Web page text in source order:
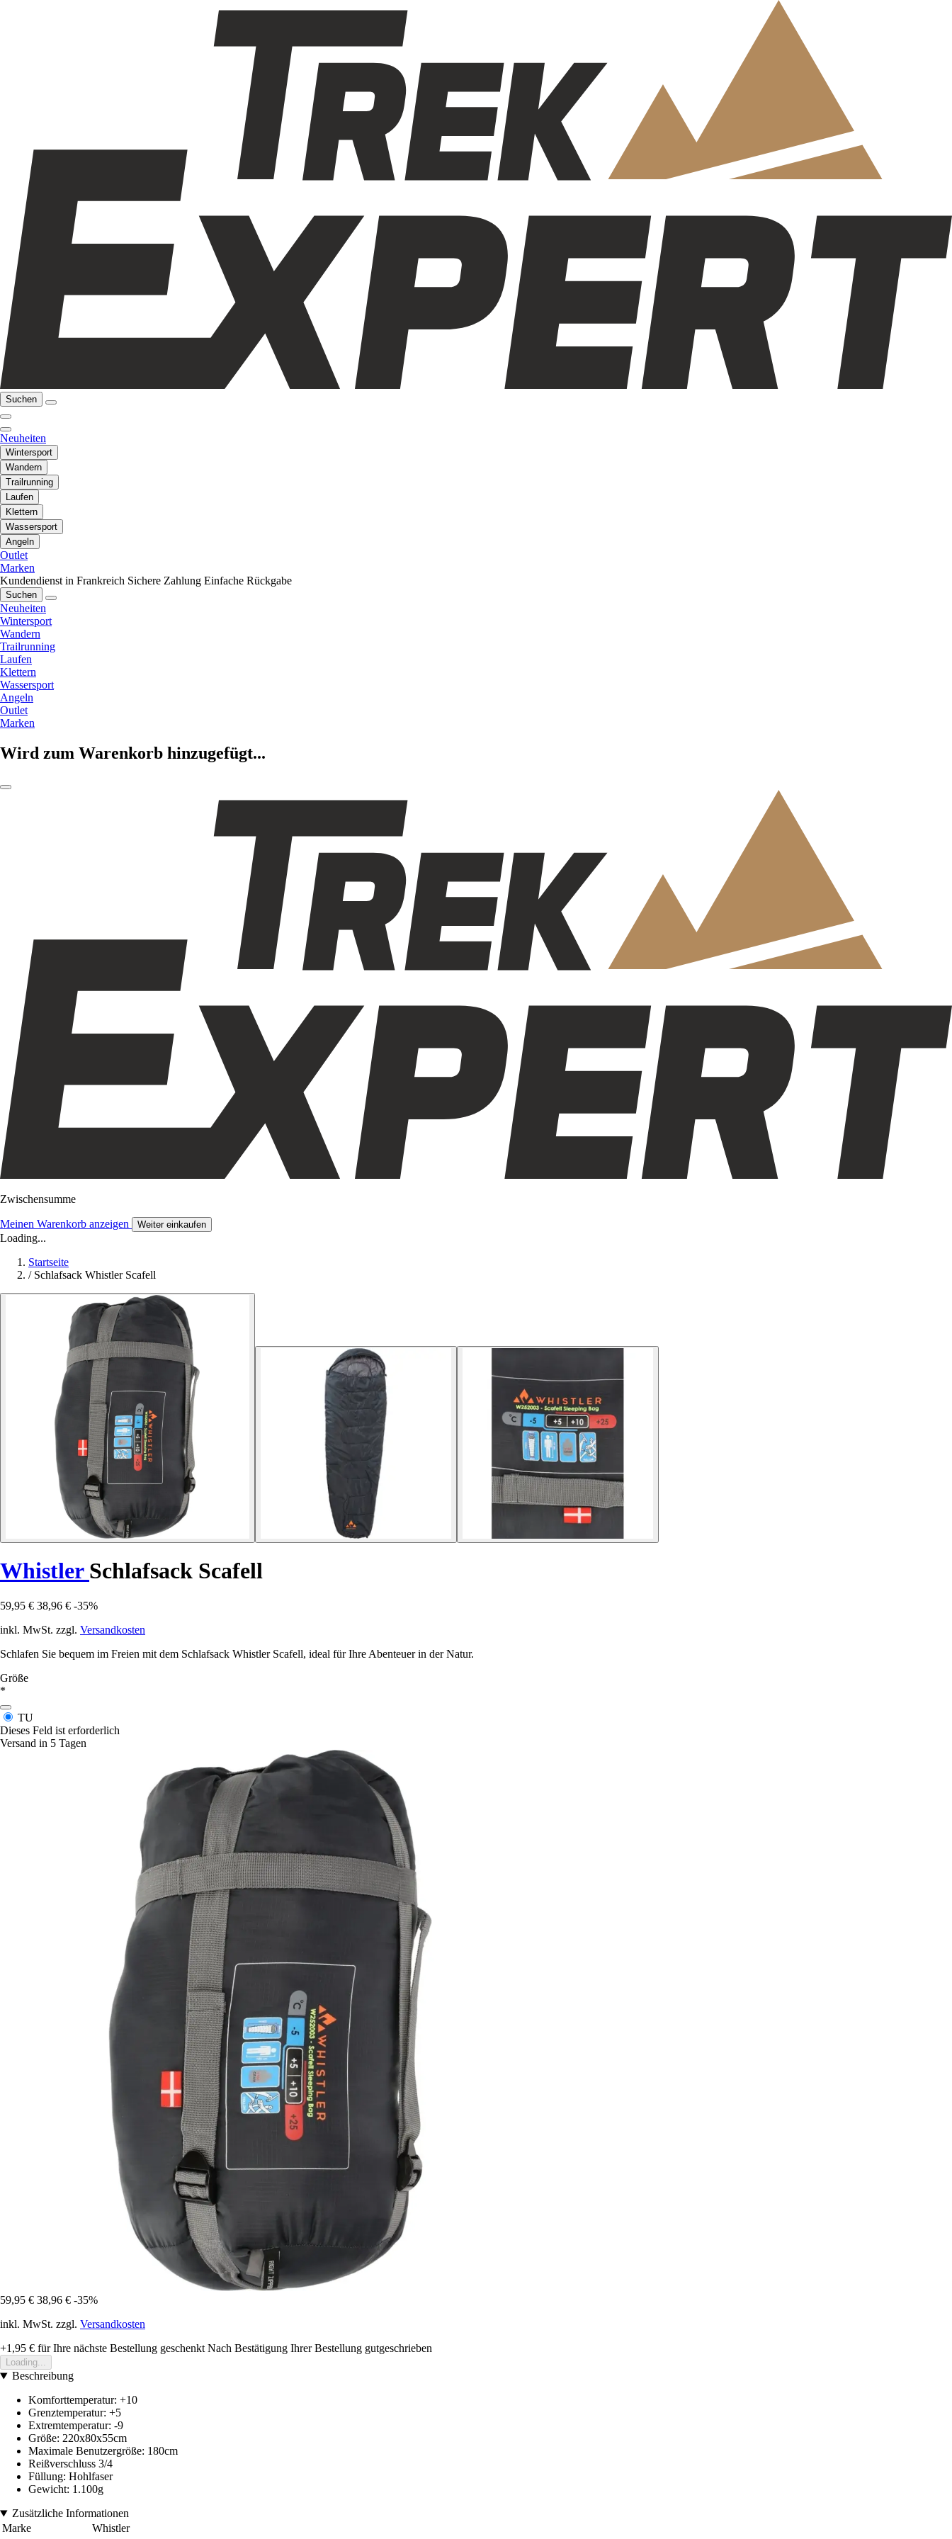
Suchen
Neuheiten
Wintersport
Wandern
Trailrunning
Laufen
Klettern
Wassersport
Angeln
Outlet
Marken
Kundendienst in Frankreich Sichere Zahlung Einfache Rückgabe
Suchen
Neuheiten
Wintersport
Wandern
Trailrunning
Laufen
Klettern
Wassersport
Angeln
Outlet
Marken
Wird zum Warenkorb hinzugefügt...
Zwischensumme
Meinen Warenkorb anzeigen Weiter einkaufen
Loading...
Startseite
/ Schlafsack Whistler Scafell
Whistler Schlafsack Scafell
59,95 € 38,96 € -35%
inkl. MwSt. zzgl. Versandkosten
Schlafen Sie bequem im Freien mit dem Schlafsack Whistler Scafell, ideal für Ihre Abenteuer in der Natur.
Größe
*
TU
Dieses Feld ist erforderlich
Versand in 5 Tagen
59,95 € 38,96 € -35%
inkl. MwSt. zzgl. Versandkosten
+1,95 € für Ihre nächste Bestellung geschenkt Nach Bestätigung Ihrer Bestellung gutgeschrieben
Loading...
Beschreibung
Komforttemperatur: +10
Grenztemperatur: +5
Extremtemperatur: -9
Größe: 220x80x55cm
Maximale Benutzergröße: 180cm
Reißverschluss 3/4
Füllung: Hohlfaser
Gewicht: 1.100g
Zusätzliche Informationen
Marke
Whistler